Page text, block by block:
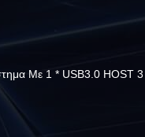
Με 1 * USB3.0 HOST